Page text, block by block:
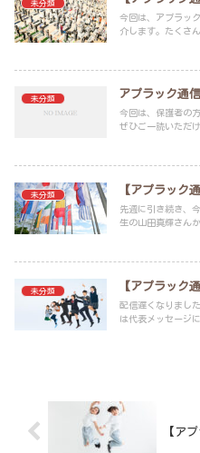
未分類
今回は、アプラッ
介します。たくさ
未分類 アプラック通
今回は、保護者の
ぜひご一読いただ
未分類 【アプラック
先週に引き続き、
生の山田真輝さん
未分類 【アプラック
配信遅くなりまし
は代表メッセージ
【ア